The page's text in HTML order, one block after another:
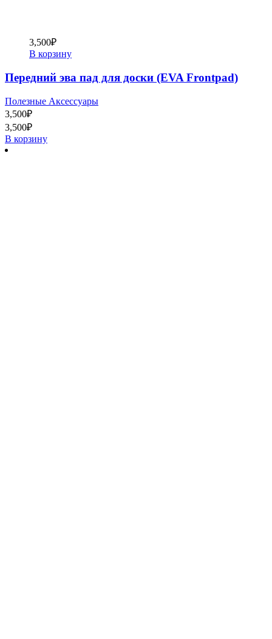
3,500₽
В корзину
Передний эва пад для доски (EVA Frontpad)
Полезные Аксессуары
3,500₽
3,500₽
В корзину